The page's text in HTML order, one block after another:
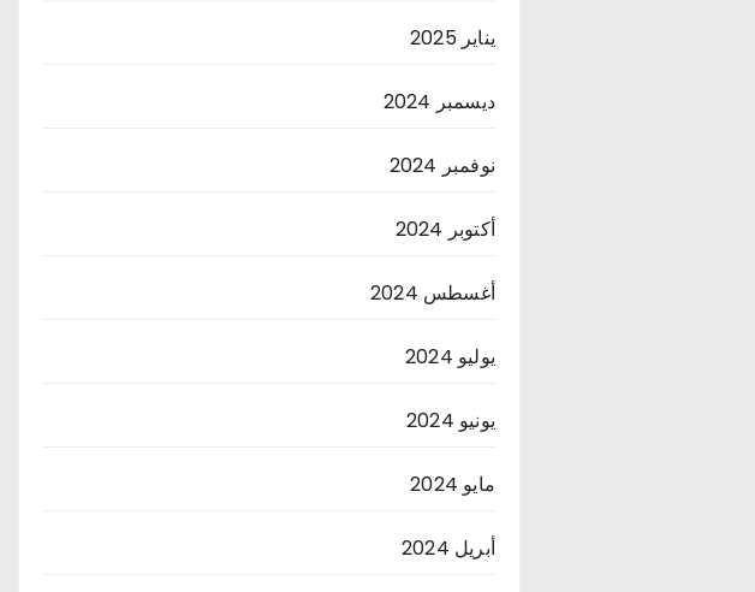
يناير 2025
ديسمبر 2024
نوفمبر 2024
أكتوبر 2024
أغسطس 2024
يوليو 2024
يونيو 2024
مايو 2024
أبريل 2024